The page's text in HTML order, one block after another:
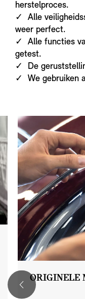
herstelproces.
✓ Alle
weer perfect.
✓ Alle functies
getest.
✓ De
✓ We gebruiken
ORIGINELE